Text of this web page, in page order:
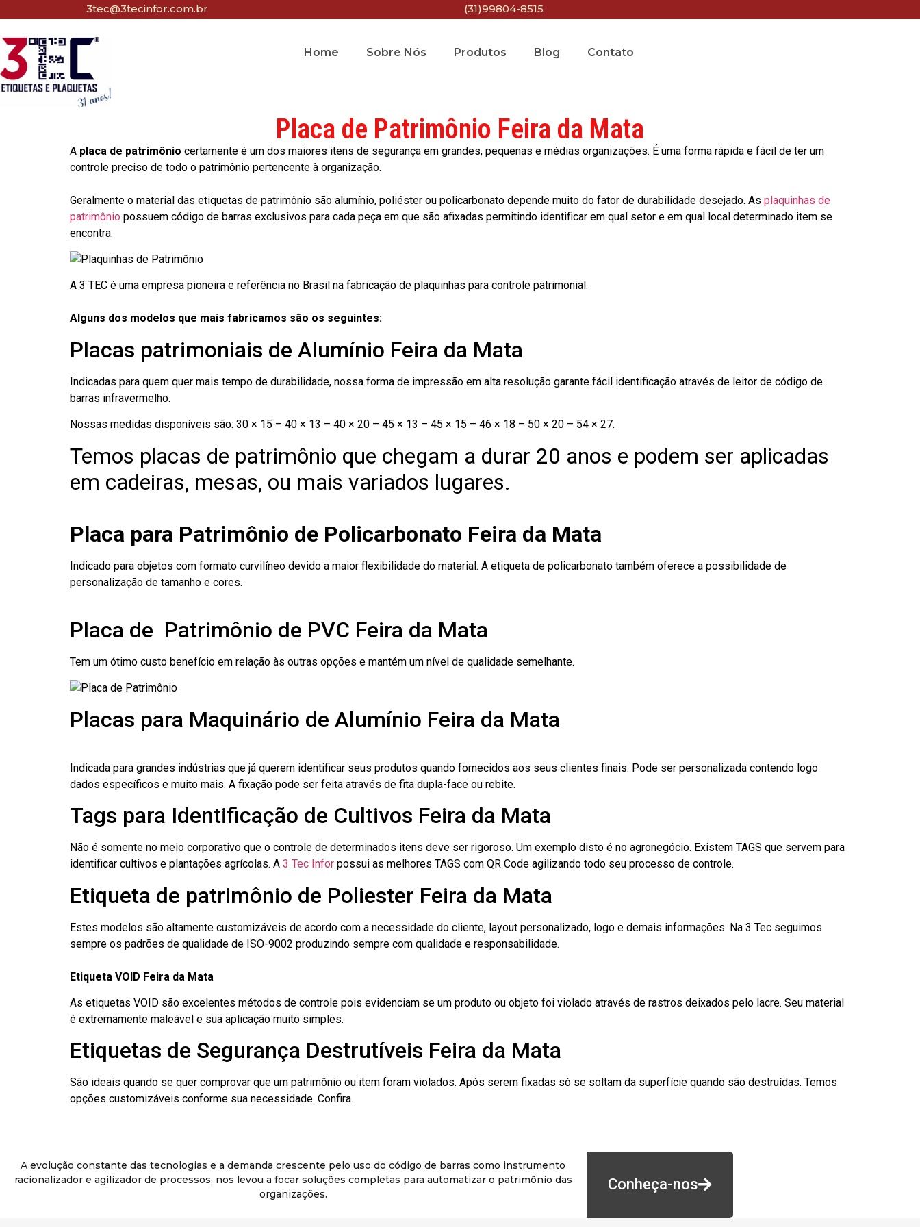
3tec@3tecinfor.com.br (31)99804-8515
Home Sobre Nós Produtos Blog Contato
Placa de Patrimônio Feira da Mata
A placa de patrimônio certamente é um dos maiores itens de segurança em grandes, pequenas e médias organizações. É uma forma rápida e fácil de ter um
controle preciso de todo o patrimônio pertencente à organização.
Geralmente o material das etiquetas de patrimônio são alumínio, poliéster ou policarbonato depende muito do fator de durabilidade desejado. As plaquinhas de
patrimônio possuem código de barras exclusivos para cada peça em que são afixadas permitindo identificar em qual setor e em qual local determinado item se
encontra.
A 3 TEC é uma empresa pioneira e referência no Brasil na fabricação de plaquinhas para controle patrimonial.
Alguns dos modelos que mais fabricamos são os seguintes:
Placas patrimoniais de Alumínio Feira da Mata
Indicadas para quem quer mais tempo de durabilidade, nossa forma de impressão em alta resolução garante fácil identificação através de leitor de código de
barras infravermelho.
Nossas medidas disponíveis são: 30 × 15 – 40 × 13 – 40 × 20 – 45 × 13 – 45 × 15 – 46 × 18 – 50 × 20 – 54 × 27.
Temos placas de patrimônio que chegam a durar 20 anos e podem ser aplicadas
em cadeiras, mesas, ou mais variados lugares.
Placa para Patrimônio de Policarbonato Feira da Mata
Indicado para objetos com formato curvilíneo devido a maior flexibilidade do material. A etiqueta de policarbonato também oferece a possibilidade de
personalização de tamanho e cores.
Placa de Patrimônio de PVC Feira da Mata
Tem um ótimo custo benefício em relação às outras opções e mantém um nível de qualidade semelhante.
Placas para Maquinário de Alumínio Feira da Mata
Indicada para grandes indústrias que já querem identificar seus produtos quando fornecidos aos seus clientes finais. Pode ser personalizada contendo logo
dados específicos e muito mais. A fixação pode ser feita através de fita dupla-face ou rebite.
Tags para Identificação de Cultivos Feira da Mata
Não é somente no meio corporativo que o controle de determinados itens deve ser rigoroso. Um exemplo disto é no agronegócio. Existem TAGS que servem para
identificar cultivos e plantações agrícolas. A 3 Tec Infor possui as melhores TAGS com QR Code agilizando todo seu processo de controle.
Etiqueta de patrimônio de Poliester Feira da Mata
Estes modelos são altamente customizáveis de acordo com a necessidade do cliente, layout personalizado, logo e demais informações. Na 3 Tec seguimos
sempre os padrões de qualidade de ISO-9002 produzindo sempre com qualidade e responsabilidade.
Etiqueta VOID Feira da Mata
As etiquetas VOID são excelentes métodos de controle pois evidenciam se um produto ou objeto foi violado através de rastros deixados pelo lacre. Seu material
é extremamente maleável e sua aplicação muito simples.
Etiquetas de Segurança Destrutíveis Feira da Mata
São ideais quando se quer comprovar que um patrimônio ou item foram violados. Após serem fixadas só se soltam da superfície quando são destruídas. Temos
opções customizáveis conforme sua necessidade. Confira.
A evolução constante das tecnologias e a demanda crescente pelo uso do código de barras como instrumento
racionalizador e agilizador de processos, nos levou a focar soluções completas para automatizar o patrimônio das
organizações.
Conheça-nos